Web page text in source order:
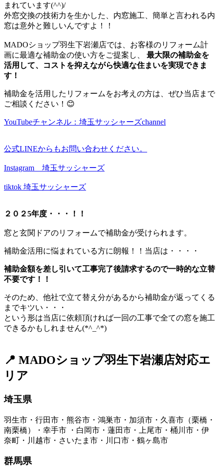
まれています(^^)/
外窓交換の技術力を生かした、内窓施工、簡単と言われる内
窓は意外と難しいんですよ！！
MADOショップ羽生下岩瀬店では、お客様のリフォーム計
画に最適な補助金の使い方をご提案し、 最大限の補助金を
活用して、コストを抑えながら快適な住まいを実現できま
す！
補助金を活用したリフォームをお考えの方は、ぜひ当店まで
ご相談ください！😊
YouTubeチャンネル：埼玉サッシャーズchannel
公式LINEからもお問い合わせください。
Instagram 埼玉サッシャーズ
tiktok 埼玉サッシャーズ
２０２5年度・・・！！
窓と玄関ドアのリフォームで補助金が受けられます。
補助金活用に悩まれている方に朗報！！当店は・・・・
補助金額を差し引いて工事完了後請求するので一時的な立替
不要です！！
そのため、他社で立て替え分があるから補助金が返ってくる
までキツい・・・
という形は当店に依頼頂ければ一回の工事で全ての窓を施工
できるかもしれません(*^_^*)
📍 MADOショップ羽生下岩瀬店対応エ
リア
埼玉県
羽生市・行田市・熊谷市・鴻巣市・加須市・久喜市（栗橋・
南栗橋）・幸手市 ・白岡市・蓮田市・上尾市・桶川市・伊
奈町・川越市・さいたま市・川口市・鶴ヶ島市
群馬県